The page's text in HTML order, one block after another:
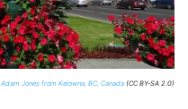
Adam Jones from Kelowna, BC, Canada (CC BY-SA 2.0)